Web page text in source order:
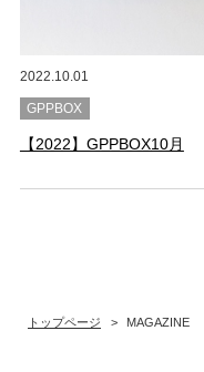
2022.10.01
GPPBOX
【2022】GPPBOX10月
トップページ > MAGAZINE